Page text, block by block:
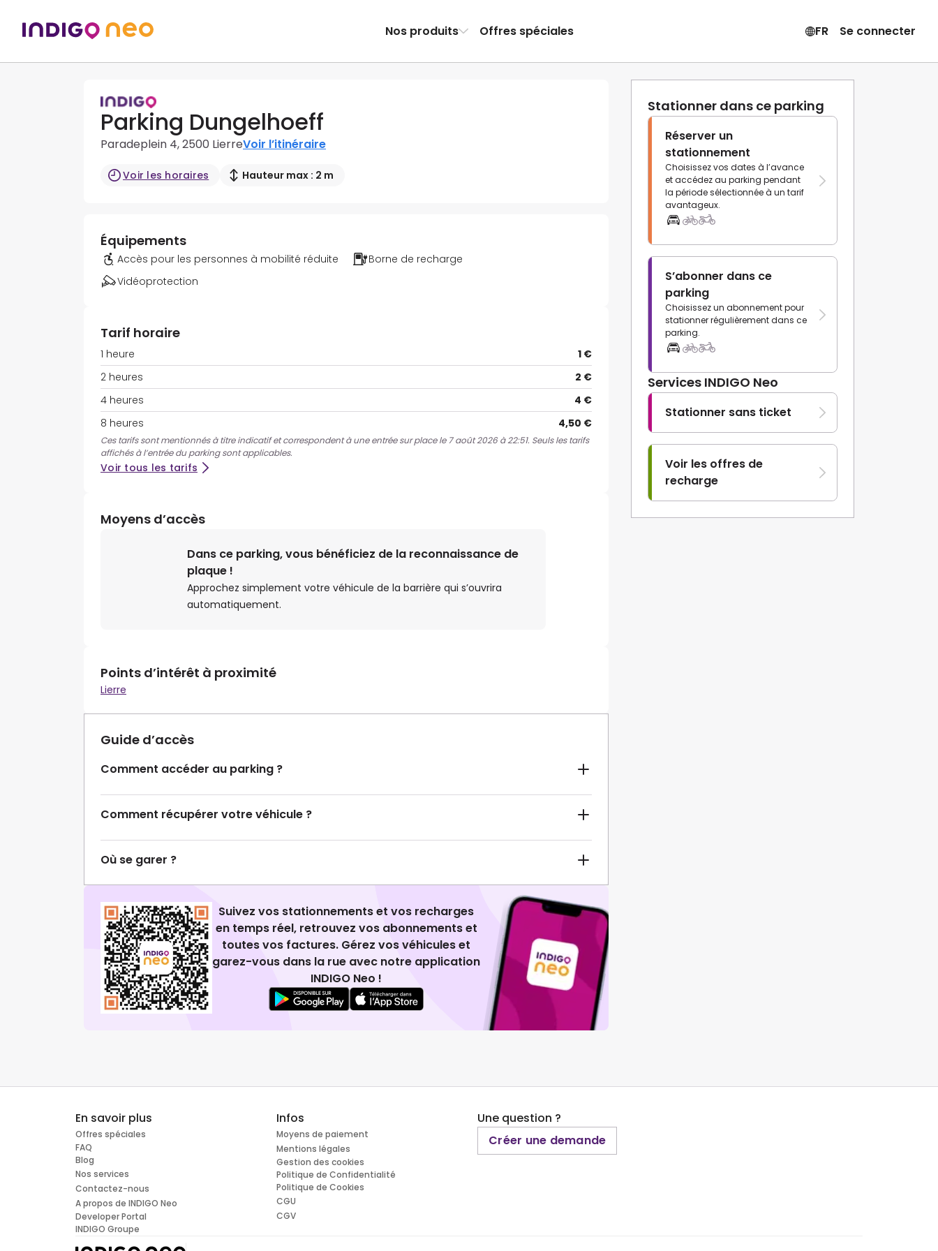
Nos produits Offres spéciales FR Se connecter
Parking Dungelhoeff
Paradeplein 4, 2500 LierreVoir l’itinéraire
Voir les horaires Hauteur max : 2 m
Stationner dans ce parking
Réserver un
stationnement
Choisissez vos dates à l’avance
et accédez au parking pendant
la période sélectionnée à un tarif
avantageux.
S’abonner dans ce
parking
Choisissez un abonnement pour
stationner régulièrement dans ce
parking.
Services INDIGO Neo
Stationner sans ticket
Voir les offres de
recharge
Équipements
Accès pour les personnes à mobilité réduite
Borne de recharge
Vidéoprotection
Tarif horaire
1 heure
1 €
2 heures
2 €
4 heures
4 €
8 heures
4,50 €
Ces tarifs sont mentionnés à titre indicatif et correspondent à une entrée sur place le 7 août 2026 à 22:51. Seuls les tarifs
affichés à l’entrée du parking sont applicables.
Voir tous les tarifs
Moyens d’accès
Dans ce parking, vous bénéficiez de la reconnaissance de
plaque !
Approchez simplement votre véhicule de la barrière qui s’ouvrira
automatiquement.
Points d’intérêt à proximité
Lierre
Guide d’accès
Comment accéder au parking ?
Comment récupérer votre véhicule ?
Où se garer ?
Suivez vos stationnements et vos recharges
en temps réel, retrouvez vos abonnements et
toutes vos factures. Gérez vos véhicules et
garez-vous dans la rue avec notre application
INDIGO Neo !
En savoir plus
Offres spéciales
FAQ
Blog
Nos services
Contactez-nous
A propos de INDIGO Neo
Developer Portal
INDIGO Groupe
Infos
Moyens de paiement
Mentions légales
Gestion des cookies
Politique de Confidentialité
Politique de Cookies
CGU
CGV
Une question ?
Créer une demande